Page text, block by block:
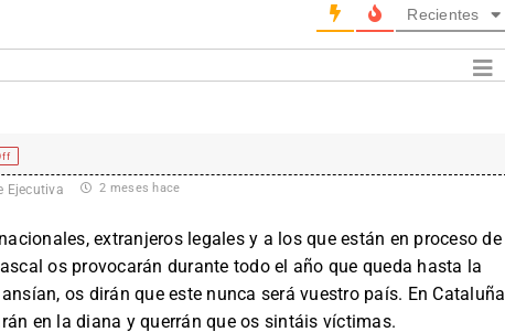
Recientes
Ejecutiva 2 meses hace
extranjeros legales y a los que están en proceso de
os provocarán durante todo el año que queda hasta la
os dirán que este nunca será vuestro país. En Cataluña
en la diana y querrán que os sintáis víctimas.